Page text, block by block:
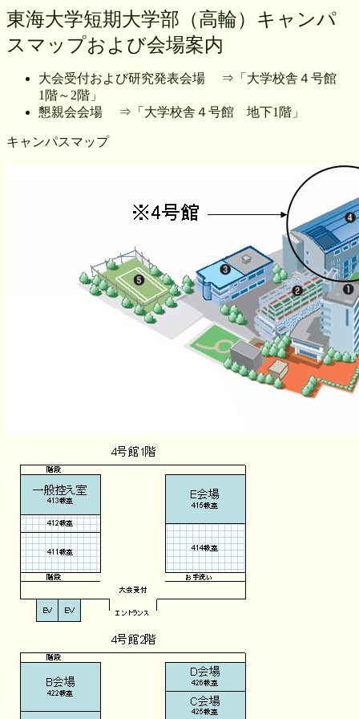
東海大学短期大学部（高輪）キャンパ
スマップおよび会場案内
大会受付および研究発表会場 ⇒「大学校舎４号館
1階～2階」
懇親会会場 ⇒「大学校舎４号館 地下1階」
キャンパスマップ